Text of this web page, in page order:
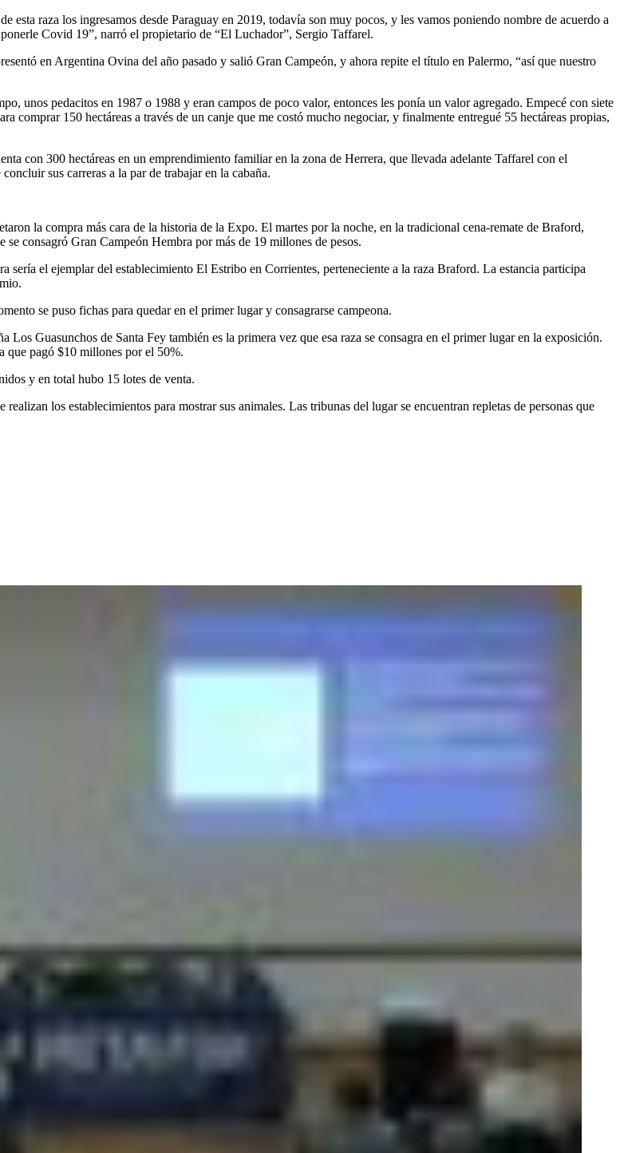
raza los ingresamos desde Paraguay en 2019, todavía son muy pocos, y les vamos poniendo nombre de acuerdo a
Covid 19”, narró el propietario de “El Luchador”, Sergio Taffarel.
en Argentina Ovina del año pasado y salió Gran Campeón, y ahora repite el título en Palermo, “así que nuestro
unos pedacitos en 1987 o 1988 y eran campos de poco valor, entonces les ponía un valor agregado. Empecé con siete
comprar 150 hectáreas a través de un canje que me costó mucho negociar, y finalmente entregué 55 hectáreas propias,
con 300 hectáreas en un emprendimiento familiar en la zona de Herrera, que llevada adelante Taffarel con el
sus carreras a la par de trabajar en la cabaña.
la compra más cara de la historia de la Expo. El martes por la noche, en la tradicional cena-remate de Braford,
consagró Gran Campeón Hembra por más de 19 millones de pesos.
el ejemplar del establecimiento El Estribo en Corrientes, perteneciente a la raza Braford. La estancia participa
se puso fichas para quedar en el primer lugar y consagrarse campeona.
Guasunchos de Santa Fey también es la primera vez que esa raza se consagra en el primer lugar en la exposición.
que pagó $10 millones por el 50%.
y en total hubo 15 lotes de venta.
los establecimientos para mostrar sus animales. Las tribunas del lugar se encuentran repletas de personas que